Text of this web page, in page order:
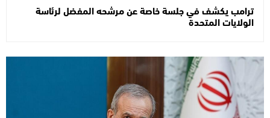
ترامب يكشف في جلسة خاصة عن مرشحه المفضل لرئاسة
الولايات المتحدة